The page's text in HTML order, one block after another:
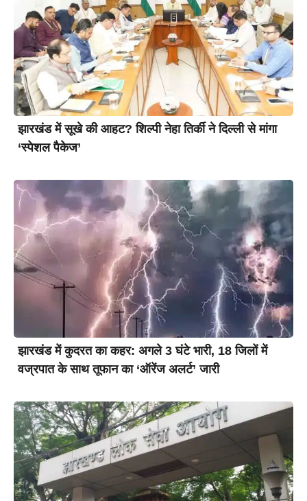
झारखंड में सूखे की आहट? शिल्पी नेहा तिर्की ने दिल्ली से मांगा
‘स्पेशल पैकेज’
झारखंड में कुदरत का कहर: अगले 3 घंटे भारी, 18 जिलों में
वज्रपात के साथ तूफान का ‘ऑरेंज अलर्ट’ जारी